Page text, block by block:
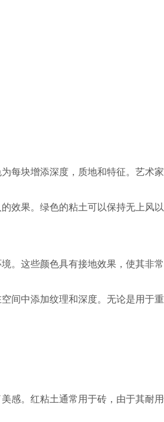
每块增添深度，质地和特征。艺术
效果。绿色的粘土可以保持无上风
。这些颜色具有接地效果，使其非
间中添加纹理和深度。无论是用于
感。红粘土通常用于砖，由于其耐